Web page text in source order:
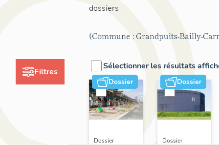
Filtres
dossiers
(Commune : Grandpuits-Bailly-
Sélectionner les résultats
Dossier
Dossier
Dossier
Dossier